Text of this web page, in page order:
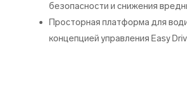
безопасности и снижения
Просторная платформа для
концепцией управления Easy